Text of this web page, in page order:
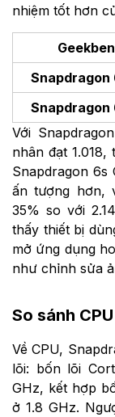
nhiệm tốt hơn
Snapdragon
Snapdragon
Với
nhân đạt 1.018,
Snapdragon 6s
ấn tượng hơn,
35% so với
thấy thiết bị
mở ứng dụng
như chỉnh sửa
So sánh
Về CPU,
lõi: bốn lõi
GHz, kết hợp
ở 1.8 GHz.